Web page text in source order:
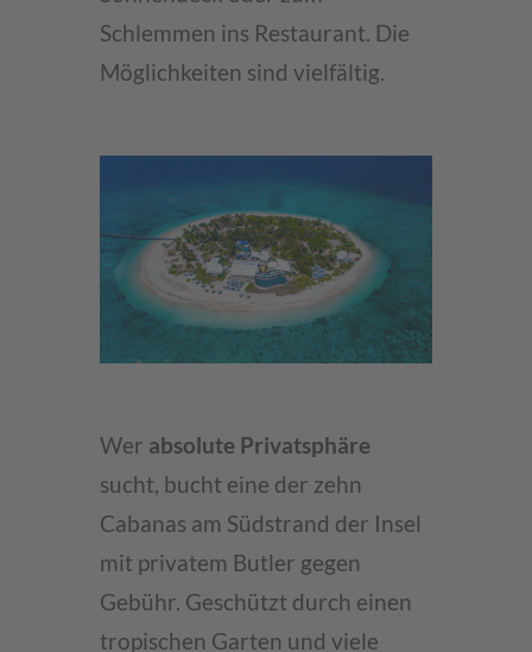
Schlemmen ins Restaurant. Die
Möglichkeiten sind vielfältig.
Wer absolute Privatsphäre
sucht, bucht eine der zehn
Cabanas am Südstrand der Insel
mit privatem Butler gegen
Gebühr. Geschützt durch einen
tropischen Garten und viele